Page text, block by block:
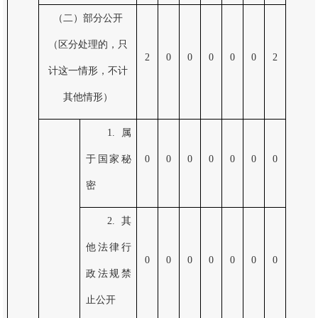
（二）部分公开
（区分处理的，只
计这一情形，不计
其他情形）
2 0 0 0 0 0 2
1.属
于国家秘
密
0 0 0 0 0 0 0
2.其
他法律行
政法规禁
止公开
0 0 0 0 0 0 0